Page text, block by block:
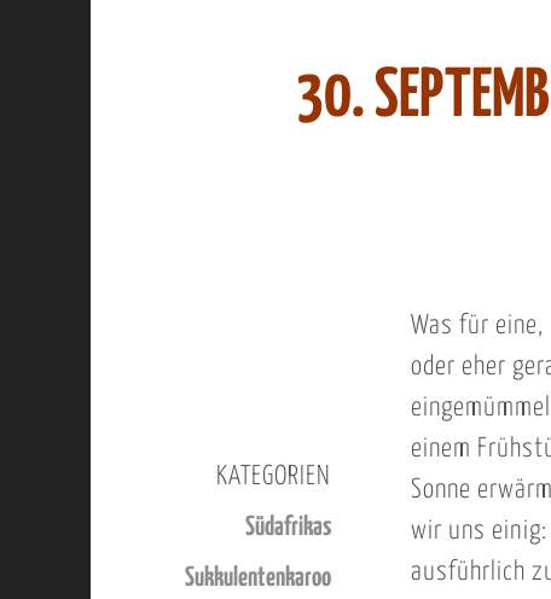
30.
Was für eine,
oder eher
einem
Sonne
wir uns einig:
ausführlich
KATEGORIEN
Südafrikas
Sukkulentenkaroo